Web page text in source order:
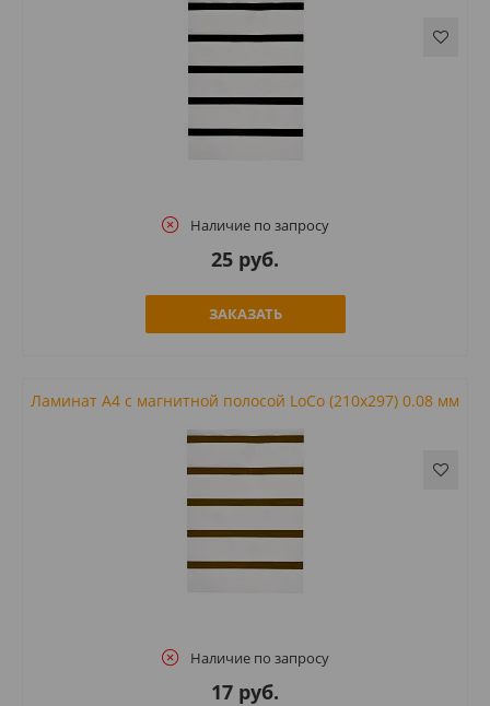
Наличие по запросу
25 руб.
ЗАКАЗАТЬ
Ламинат А4 с магнитной полосой LoCo (210x297) 0.08 мм
Наличие по запросу
17 руб.